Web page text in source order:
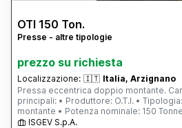
OTI 150 Ton.
Presse - altre tipologie
prezzo su richiesta
Localizzazione: 🇮🇹 Italia, Arzignano
Pressa eccentrica doppio montante.
principali: • Produttore: O.T.I. •
montante • Potenza nominale: 150
Velocità: 40 / 110 giri al minuto •
ISGEV S.p.A.